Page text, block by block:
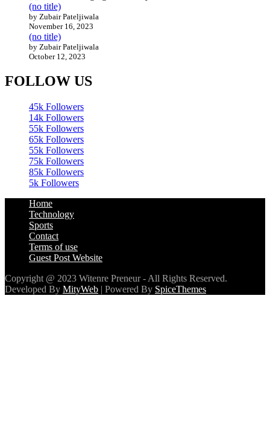
(no title)
by Zubair Pateljiwala
November 16, 2023
(no title)
by Zubair Pateljiwala
October 12, 2023
FOLLOW US
45k Followers
14k Followers
55k Followers
65k Followers
55k Followers
75k Followers
85k Followers
5k Followers
Home
Technology
Sports
Contact
Terms of use
Guest Post Website
Copyright @ 2023 Witenre Preneur - All Rights Reserved.
Developed By MityWeb | Powered By SpiceThemes